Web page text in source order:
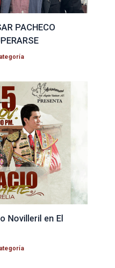
PACHECO
Novilleril en El